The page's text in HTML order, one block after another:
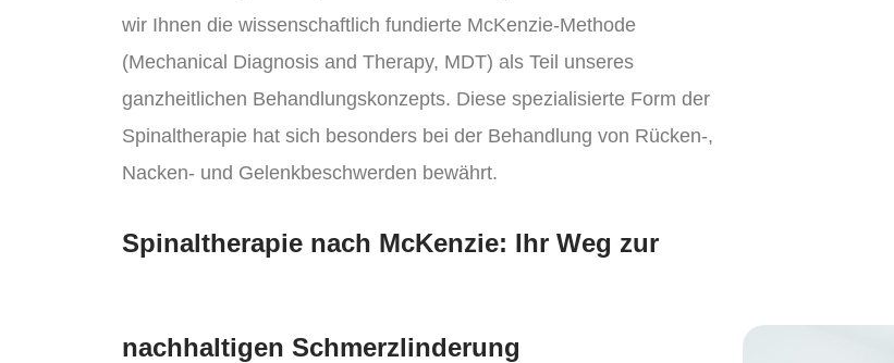
wir Ihnen die wissenschaftlich fundierte McKenzie-Methode
(Mechanical Diagnosis and Therapy, MDT) als Teil unseres
ganzheitlichen Behandlungskonzepts. Diese spezialisierte Form der
Spinaltherapie hat sich besonders bei der Behandlung von Rücken-,
Nacken- und Gelenkbeschwerden bewährt.
Spinaltherapie nach McKenzie: Ihr Weg zur
nachhaltigen Schmerzlinderung